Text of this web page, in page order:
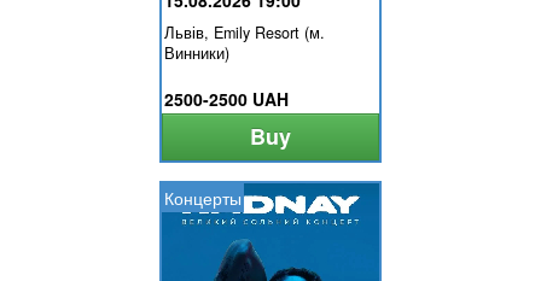
Львів, Emily Resort (м.
Винники)
2500-2500 UAH
Buy
Концерты